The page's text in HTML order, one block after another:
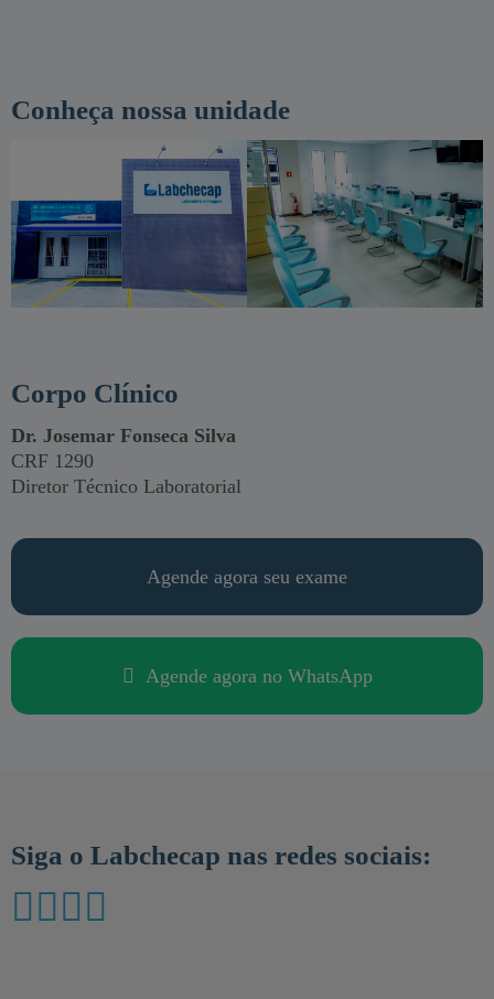
Conheça nossa unidade
Corpo Clínico
Dr. Josemar Fonseca Silva
CRF 1290
Diretor Técnico Laboratorial
Agende agora seu exame
Agende agora no WhatsApp
Siga o Labchecap nas redes sociais: